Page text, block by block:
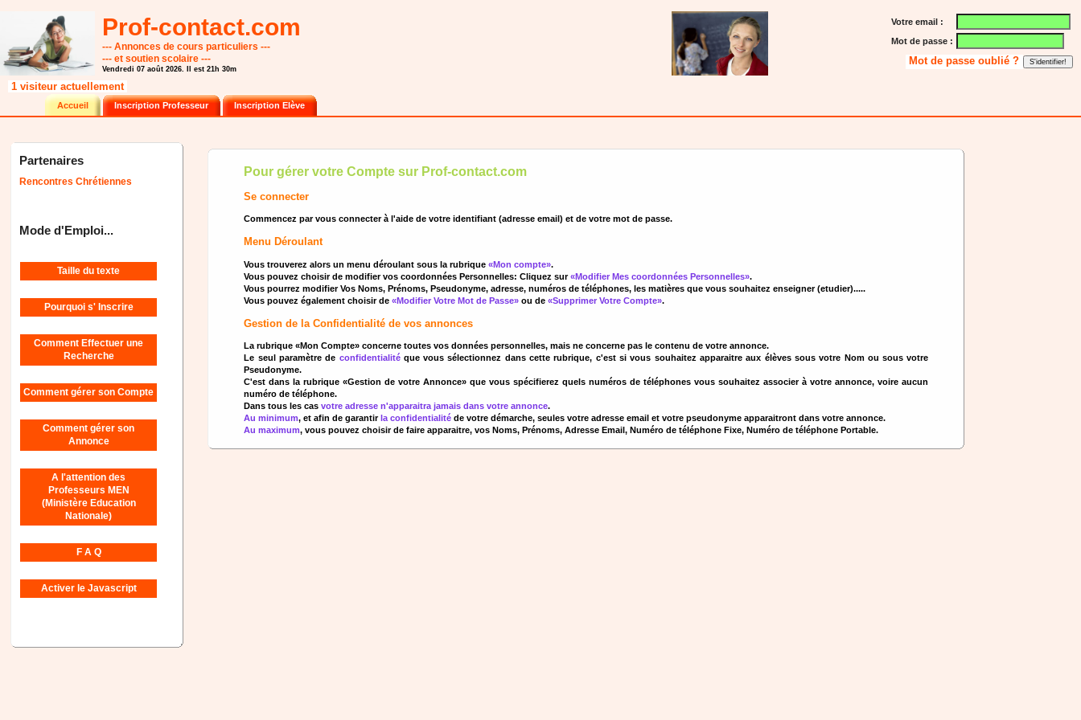
Prof-contact.com
--- Annonces de cours particuliers ---
--- et soutien scolaire ---
Vendredi 07 août 2026. Il est 21h 30m
Votre email :
Mot de passe :
Mot de passe oublié ?
1 visiteur actuellement
Accueil Inscription Professeur Inscription Elève
Partenaires
Rencontres Chrétiennes
Mode d'Emploi...
Taille du texte
Pourquoi s' Inscrire
Comment Effectuer une
Recherche
Comment gérer son Compte
Comment gérer son
Annonce
A l'attention des
Professeurs MEN
(Ministère Education
Nationale)
F A Q
Activer le Javascript
Pour gérer votre Compte sur Prof-contact.com
Se connecter
Commencez par vous connecter à l'aide de votre identifiant (adresse email) et de votre mot de passe.
Menu Déroulant
Vous trouverez alors un menu déroulant sous la rubrique«Mon compte».
Vous pouvez choisir de modifier vos coordonnées Personnelles: Cliquez sur«Modifier Mes coordonnées Personnelles».
Vous pourrez modifier Vos Noms, Prénoms, Pseudonyme, adresse, numéros de téléphones, les matières que vous souhaitez enseigner (etudier).....
Vous pouvez également choisir de«Modifier Votre Mot de Passe» ou de«Supprimer Votre Compte».
Gestion de la Confidentialité de vos annonces
La rubrique «Mon Compte» concerne toutes vos données personnelles, mais ne concerne pas le contenu de votre annonce.
Le seul paramètre de confidentialitéque vous sélectionnez dans cette rubrique, c'est si vous souhaitez apparaitre aux élèves sous votre Nom ou sous votre
Pseudonyme.
C'est dans la rubrique «Gestion de votre Annonce» que vous spécifierez quels numéros de téléphones vous souhaitez associer à votre annonce, voire aucun
numéro de téléphone.
Dans tous les casvotre adresse n'apparaitra jamais dans votre annonce.
Au minimum, et afin de garantirla confidentialité de votre démarche, seules votre adresse email et votre pseudonyme apparaitront dans votre annonce.
Au maximum, vous pouvez choisir de faire apparaitre, vos Noms, Prénoms, Adresse Email, Numéro de téléphone Fixe, Numéro de téléphone Portable.